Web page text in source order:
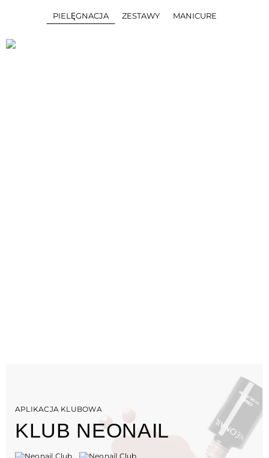
PIELĘGNACJA ZESTAWY MANICURE
APLIKACJA KLUBOWA
KLUB NEONAIL